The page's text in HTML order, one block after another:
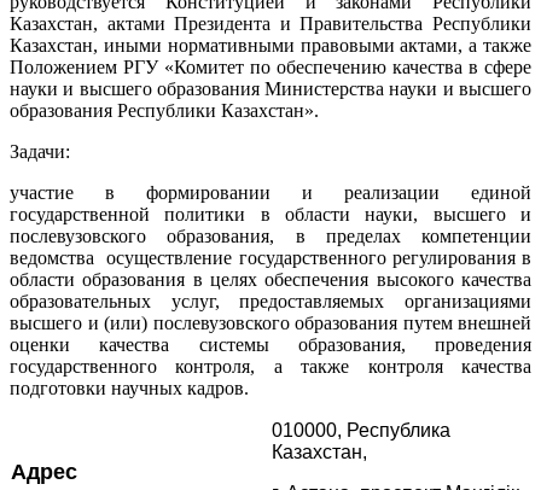
Казахстан, актами Президента и Правительства Республики
Казахстан, иными нормативными правовыми актами, а также
Положением РГУ «Комитет по обеспечению качества в сфере
науки и высшего образования Министерства науки и высшего
образования Республики Казахстан».
Задачи:
участие в формировании и реализации единой
государственной политики в области науки, высшего и
послевузовского образования, в пределах компетенции
ведомства осуществление государственного регулирования в
области образования в целях обеспечения высокого качества
образовательных услуг, предоставляемых организациями
высшего и (или) послевузовского образования путем внешней
оценки качества системы образования, проведения
государственного контроля, а также контроля качества
подготовки научных кадров.
Адрес
010000, Республика
Казахстан,